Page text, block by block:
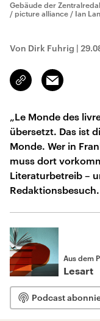
Gebäude der
/ picture alliance / Ian
Von Dirk Fuhrig |
Link
kopieren/teilen
Email
„Le Monde des
übersetzt. Das ist
Monde. Wer in
muss dort
Literaturbetreib –
Redaktionsbesuch.
Aus dem
Lesart
Podcast